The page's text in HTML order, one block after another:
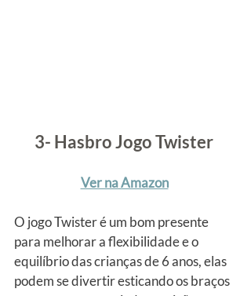
3- Hasbro Jogo Twister
Ver na Amazon
O jogo Twister é um bom presente
para melhorar a flexibilidade e o
equilíbrio das crianças de 6 anos, elas
podem se divertir esticando os braços